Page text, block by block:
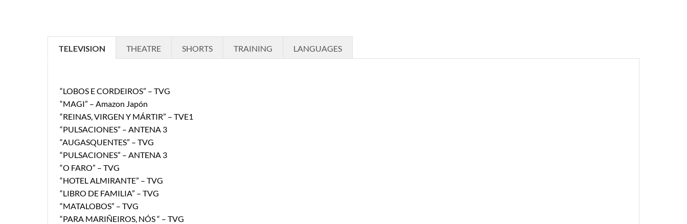
TELEVISION THEATRE SHORTS TRAINING LANGUAGES
“LOBOS E CORDEIROS” – TVG
“MAGI” – Amazon Japón
“REINAS, VIRGEN Y MÁRTIR” – TVE1
“PULSACIONES” – ANTENA 3
“AUGASQUENTES” – TVG
“PULSACIONES” – ANTENA 3
“O FARO” – TVG
“HOTEL ALMIRANTE” – TVG
“LIBRO DE FAMILIA” – TVG
“MATALOBOS” – TVG
“PARA MARIÑEIROS, NÓS “ – TVG